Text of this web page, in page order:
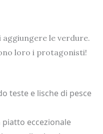
le verdure.
loro i protagonisti!
teste e lische di pesce
eccezionale